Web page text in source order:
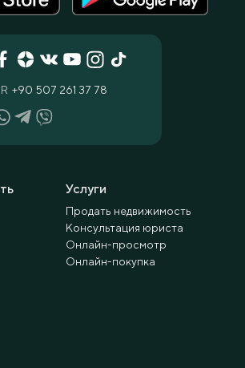
Услуги
Продать недвижимость
Консультация юриста
Онлайн-просмотр
Онлайн-покупка
+90 507 261 37 78